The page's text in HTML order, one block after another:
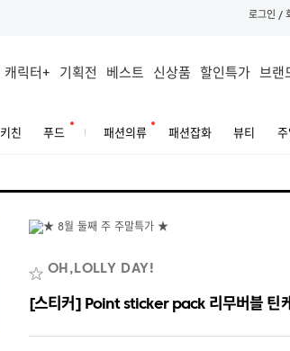
로그인 /
캐릭터+ 기획전 베스트 신상품 할인특가 브랜
키친 푸드 패션의류 패션잡화 뷰티 주
OH,LOLLY DAY!
[스티커] Point sticker pack 리무버블 틴